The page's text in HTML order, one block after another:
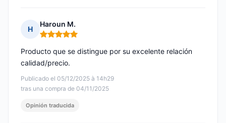
H
Haroun M.
Nota: 5 de 5
Publicado el 05/12/2025 à 14h29
tras una compra de 04/11/2025
Producto que se distingue por su excelente relación
calidad/precio.
Opinión traducida